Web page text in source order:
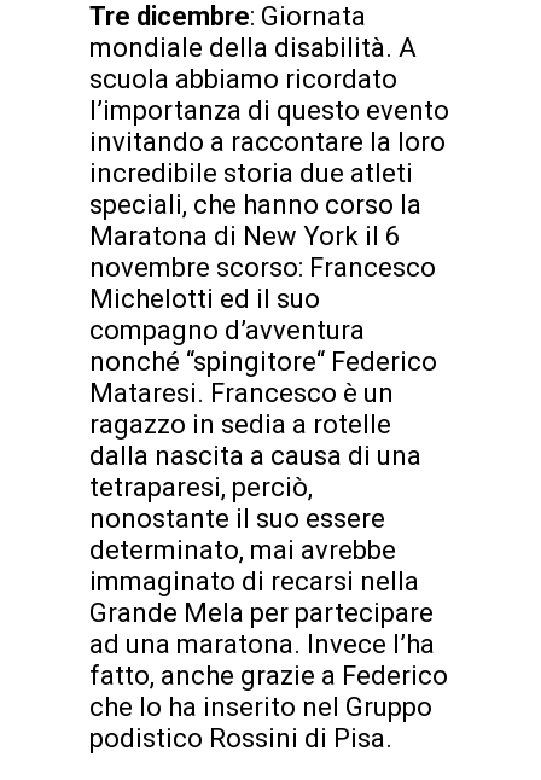
Tre dicembre: Giornata
mondiale della disabilità. A
scuola abbiamo ricordato
l’importanza di questo evento
invitando a raccontare la loro
incredibile storia due atleti
speciali, che hanno corso la
Maratona di New York il 6
novembre scorso: Francesco
Michelotti ed il suo
compagno d’avventura
nonché “spingitore“ Federico
Mataresi. Francesco è un
ragazzo in sedia a rotelle
dalla nascita a causa di una
tetraparesi, perciò,
nonostante il suo essere
determinato, mai avrebbe
immaginato di recarsi nella
Grande Mela per partecipare
ad una maratona. Invece l’ha
fatto, anche grazie a Federico
che lo ha inserito nel Gruppo
podistico Rossini di Pisa.